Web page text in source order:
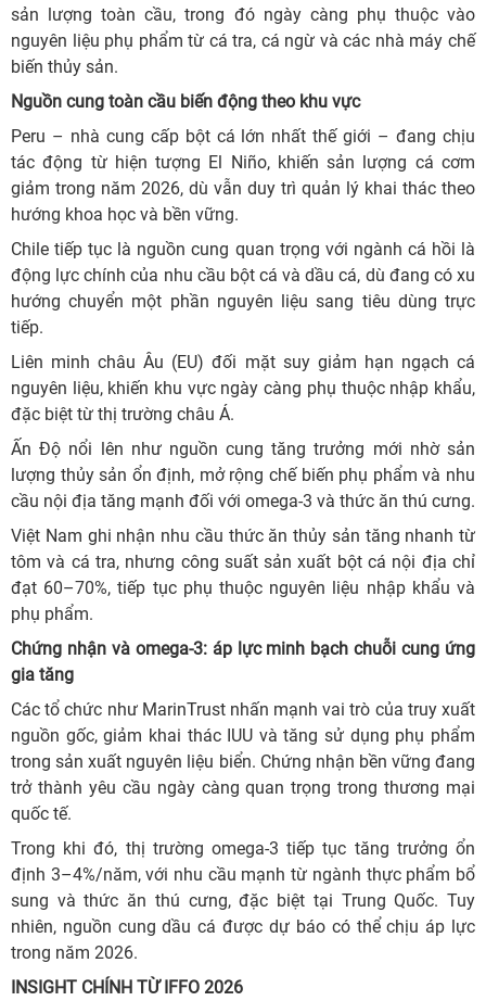
sản lượng toàn cầu, trong đó ngày càng phụ thuộc vào
nguyên liệu phụ phẩm từ cá tra, cá ngừ và các nhà máy chế
biến thủy sản.
Nguồn cung toàn cầu biến động theo khu vực
Peru – nhà cung cấp bột cá lớn nhất thế giới – đang chịu
tác động từ hiện tượng El Niño, khiến sản lượng cá cơm
giảm trong năm 2026, dù vẫn duy trì quản lý khai thác theo
hướng khoa học và bền vững.
Chile tiếp tục là nguồn cung quan trọng với ngành cá hồi là
động lực chính của nhu cầu bột cá và dầu cá, dù đang có xu
hướng chuyển một phần nguyên liệu sang tiêu dùng trực
tiếp.
Liên minh châu Âu (EU) đối mặt suy giảm hạn ngạch cá
nguyên liệu, khiến khu vực ngày càng phụ thuộc nhập khẩu,
đặc biệt từ thị trường châu Á.
Ấn Độ nổi lên như nguồn cung tăng trưởng mới nhờ sản
lượng thủy sản ổn định, mở rộng chế biến phụ phẩm và nhu
cầu nội địa tăng mạnh đối với omega-3 và thức ăn thú cưng.
Việt Nam ghi nhận nhu cầu thức ăn thủy sản tăng nhanh từ
tôm và cá tra, nhưng công suất sản xuất bột cá nội địa chỉ
đạt 60–70%, tiếp tục phụ thuộc nguyên liệu nhập khẩu và
phụ phẩm.
Chứng nhận và omega-3: áp lực minh bạch chuỗi cung ứng
gia tăng
Các tổ chức như MarinTrust nhấn mạnh vai trò của truy xuất
nguồn gốc, giảm khai thác IUU và tăng sử dụng phụ phẩm
trong sản xuất nguyên liệu biển. Chứng nhận bền vững đang
trở thành yêu cầu ngày càng quan trọng trong thương mại
quốc tế.
Trong khi đó, thị trường omega-3 tiếp tục tăng trưởng ổn
định 3–4%/năm, với nhu cầu mạnh từ ngành thực phẩm bổ
sung và thức ăn thú cưng, đặc biệt tại Trung Quốc. Tuy
nhiên, nguồn cung dầu cá được dự báo có thể chịu áp lực
trong năm 2026.
INSIGHT CHÍNH TỪ IFFO 2026